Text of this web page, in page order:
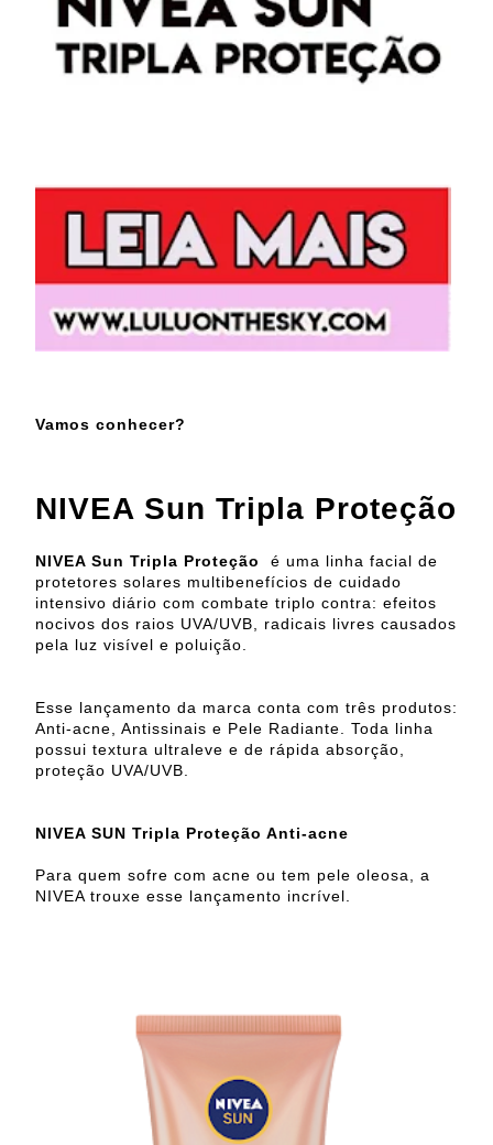
Vamos conhecer?
NIVEA Sun Tripla Proteção
NIVEA Sun Tripla Proteção
é uma linha facial de
protetores solares multibenefícios de cuidado
intensivo diário com combate triplo contra: efeitos
nocivos dos raios UVA/UVB, radicais livres causados
pela luz visível e poluição.
Esse lançamento da marca conta com três produtos:
Anti-acne, Antissinais e Pele Radiante. Toda linha
possui textura ultraleve e de rápida absorção,
proteção UVA/UVB.
NIVEA SUN Tripla Proteção Anti-acne
Para quem sofre com acne ou tem pele oleosa, a
NIVEA trouxe esse lançamento incrível.